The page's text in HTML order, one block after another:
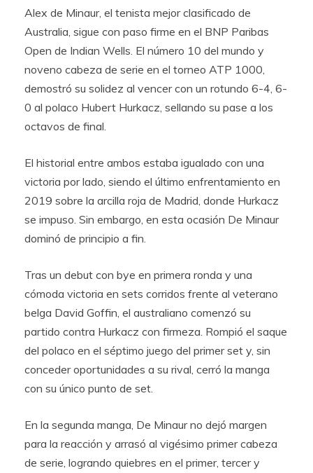
Alex de Minaur, el tenista mejor clasificado de
Australia, sigue con paso firme en el BNP Paribas
Open de Indian Wells. El número 10 del mundo y
noveno cabeza de serie en el torneo ATP 1000,
demostró su solidez al vencer con un rotundo 6-4, 6-
0 al polaco Hubert Hurkacz, sellando su pase a los
octavos de final.
El historial entre ambos estaba igualado con una
victoria por lado, siendo el último enfrentamiento en
2019 sobre la arcilla roja de Madrid, donde Hurkacz
se impuso. Sin embargo, en esta ocasión De Minaur
dominó de principio a fin.
Tras un debut con bye en primera ronda y una
cómoda victoria en sets corridos frente al veterano
belga David Goffin, el australiano comenzó su
partido contra Hurkacz con firmeza. Rompió el saque
del polaco en el séptimo juego del primer set y, sin
conceder oportunidades a su rival, cerró la manga
con su único punto de set.
En la segunda manga, De Minaur no dejó margen
para la reacción y arrasó al vigésimo primer cabeza
de serie, logrando quiebres en el primer, tercer y